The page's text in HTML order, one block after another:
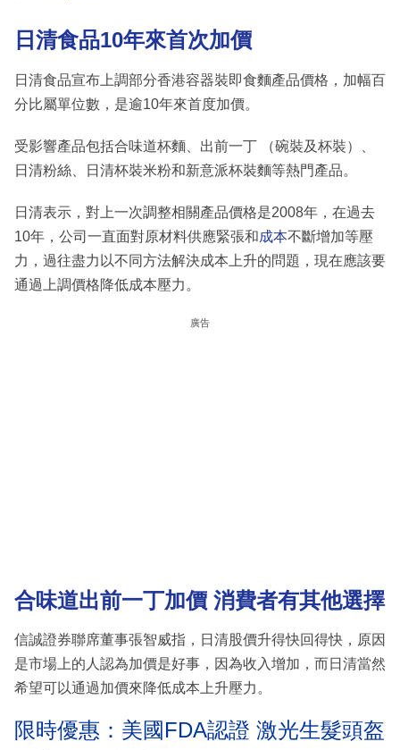
日清食品10年來首次加價
日清食品宣布上調部分香港容器裝即食麵產品價格，加幅百
分比屬單位數，是逾10年來首度加價。
受影響產品包括合味道杯麵、出前一丁 （碗裝及杯裝）、
日清粉絲、日清杯裝米粉和新意派杯裝麵等熱門產品。
日清表示，對上一次調整相關產品價格是2008年，在過去
10年，公司一直面對原材料供應緊張和成本不斷增加等壓
力，過往盡力以不同方法解決成本上升的問題，現在應該要
通過上調價格降低成本壓力。
廣告
合味道出前一丁加價 消費者有其他選擇
信誠證券聯席董事張智威指，日清股價升得快回得快，原因
是市場上的人認為加價是好事，因為收入增加，而日清當然
希望可以通過加價來降低成本上升壓力。
限時優惠：美國FDA認證 激光生髮頭盔